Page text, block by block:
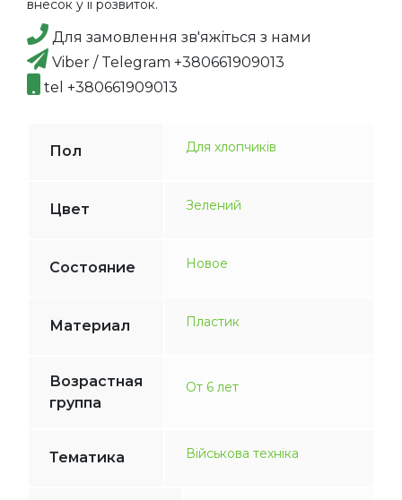
внесок у її розвиток.
Для замовлення зв'яжіться з нами
Viber / Telegram +380661909013
tel +380661909013
Пол Для хлопчиків
Цвет Зелений
Состояние Новое
Материал Пластик
Возрастная
группа
От 6 лет
Тематика Військова техніка